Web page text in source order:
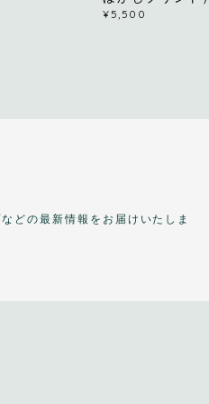
¥5,500
どの最新情報をお届けいたしま